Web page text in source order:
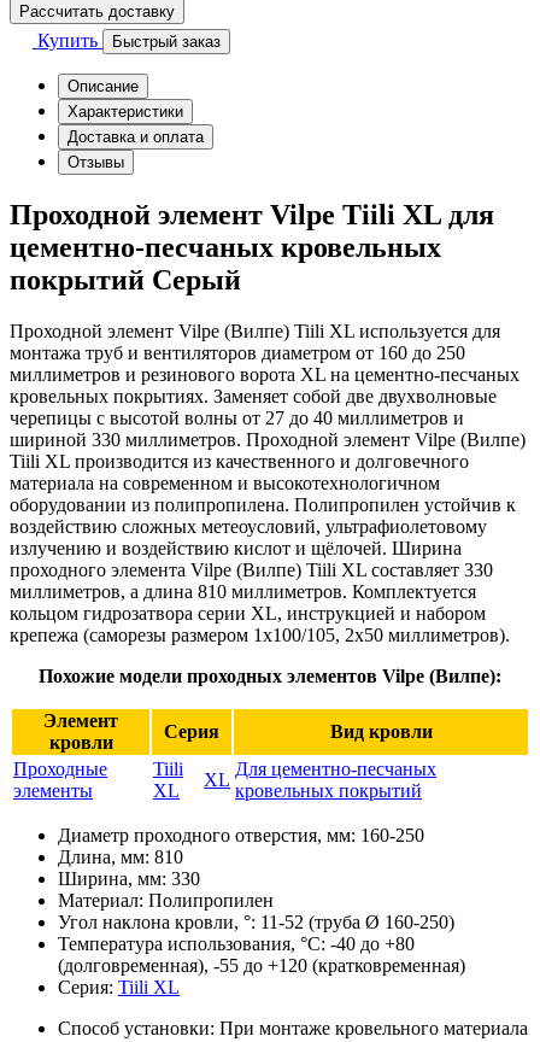
Рассчитать доставку
Купить Быстрый заказ
Описание
Характеристики
Доставка и оплата
Отзывы
Проходной элемент Vilpe Tiili XL для
цементно-песчаных кровельных
покрытий Серый
Проходной элемент Vilpe (Вилпе) Tiili XL используется для
монтажа труб и вентиляторов диаметром от 160 до 250
миллиметров и резинового ворота XL на цементно-песчаных
кровельных покрытиях. Заменяет собой две двухволновые
черепицы с высотой волны от 27 до 40 миллиметров и
шириной 330 миллиметров. Проходной элемент Vilpe (Вилпе)
Tiili XL производится из качественного и долговечного
материала на современном и высокотехнологичном
оборудовании из полипропилена. Полипропилен устойчив к
воздействию сложных метеоусловий, ультрафиолетовому
излучению и воздействию кислот и щёлочей. Ширина
проходного элемента Vilpe (Вилпе) Tiili XL составляет 330
миллиметров, а длина 810 миллиметров. Комплектуется
кольцом гидрозатвора серии XL, инструкцией и набором
крепежа (саморезы размером 1х100/105, 2х50 миллиметров).
Похожие модели проходных элементов Vilpe (Вилпе):
Элемент
кровли
Серия
Вид кровли
Проходные
элементы
Tiili
XL
XL
Для цементно-песчаных
кровельных покрытий
Диаметр проходного отверстия, мм: 160-250
Длина, мм: 810
Ширина, мм: 330
Материал: Полипропилен
Угол наклона кровли, °: 11-52 (труба Ø 160-250)
Температура использования, °С: -40 до +80
(долговременная), -55 до +120 (кратковременная)
Серия: Tiili XL
Способ установки: При монтаже кровельного материала